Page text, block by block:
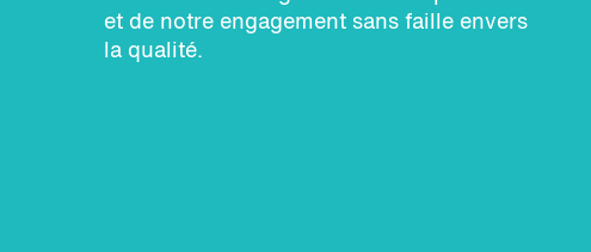
et de notre engagement sans faille envers
la qualité.